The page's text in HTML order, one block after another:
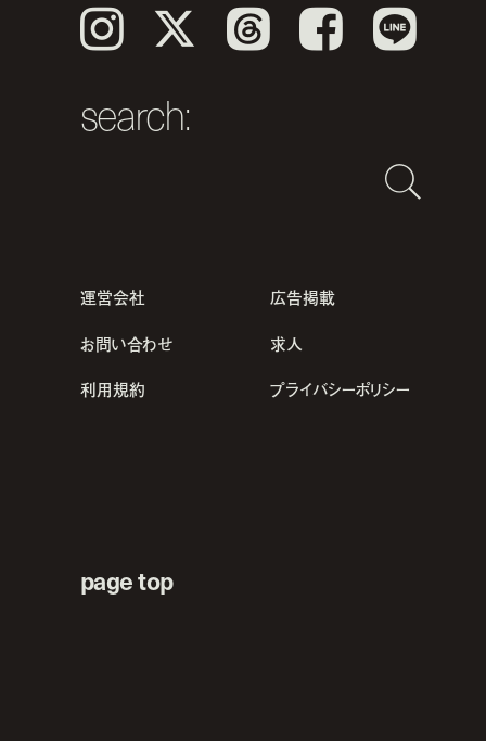
Instagram 𝕏 Threads Facebook LINE
search:
運営会社
広告掲載
お問い合わせ
求人
利用規約
プライバシーポリシー
page top